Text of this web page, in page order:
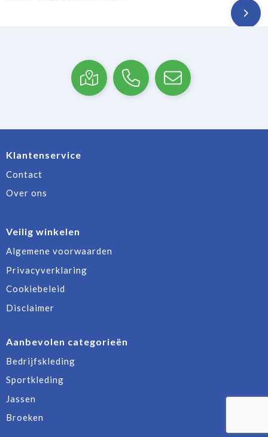
Klantenservice
Contact
Over ons
Veilig winkelen
Algemene voorwaarden
Privacyverklaring
Cookiebeleid
Disclaimer
Aanbevolen categorieën
Bedrijfskleding
Sportkleding
Jassen
Broeken